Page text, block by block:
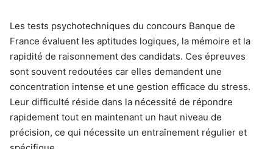
Les tests psychotechniques du concours Banque de
France évaluent les aptitudes logiques, la mémoire et la
rapidité de raisonnement des candidats. Ces épreuves
sont souvent redoutées car elles demandent une
concentration intense et une gestion efficace du stress.
Leur difficulté réside dans la nécessité de répondre
rapidement tout en maintenant un haut niveau de
précision, ce qui nécessite un entraînement régulier et